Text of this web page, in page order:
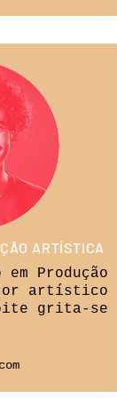
ARTÍSTICA
Produção
artístico
grita-se